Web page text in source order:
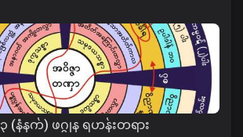
(နံနက်) ဖဂ္ဂုန ရဟန်းတရား